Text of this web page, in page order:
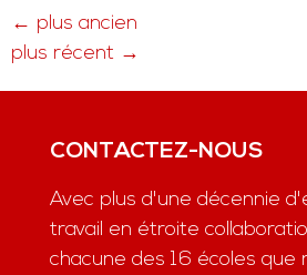
← plus ancien
plus récent →
CONTACTEZ-NOUS
Avec plus d'une décennie
travail en étroite
chacune des 16 écoles que